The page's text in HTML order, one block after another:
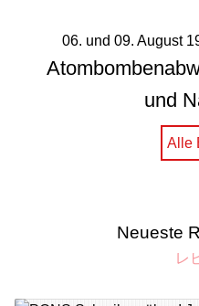
06. und 09. August
und
Alle
Neueste
レ